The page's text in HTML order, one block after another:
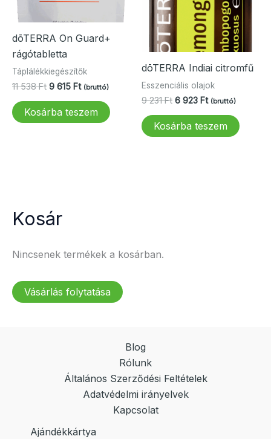
dōTERRA On Guard+
rágótabletta
Táplálékkiegészítők
11 538Ft Original
was:
11
9 615 FtCurrent
9
(bruttó)
Kosárba teszem
dōTERRA Indiai citromfű
Esszenciális olajok
9 231Ft Original
was:
9
6 923 FtCurrent
6
(bruttó)
Kosárba teszem
Kosár
Nincsenek termékek a kosárban.
Vásárlás folytatása
Blog
Rólunk
Általános Szerződési Feltételek
Adatvédelmi irányelvek
Kapcsolat
Ajándékkártya